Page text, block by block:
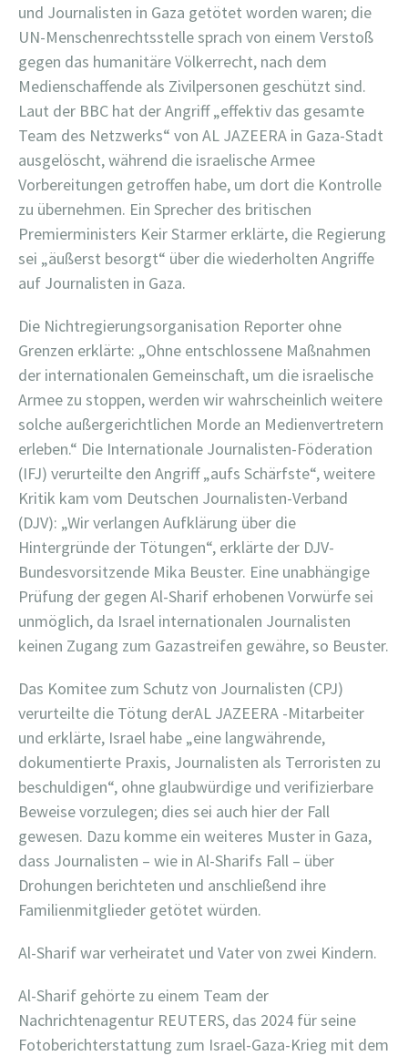
und Journalisten in Gaza getötet worden waren; die
UN-Menschenrechtsstelle sprach von einem Verstoß
gegen das humanitäre Völkerrecht, nach dem
Medienschaffende als Zivilpersonen geschützt sind.
Laut der BBC hat der Angriff „effektiv das gesamte
Team des Netzwerks“ von AL JAZEERA in Gaza-Stadt
ausgelöscht, während die israelische Armee
Vorbereitungen getroffen habe, um dort die Kontrolle
zu übernehmen. Ein Sprecher des britischen
Premierministers Keir Starmer erklärte, die Regierung
sei „äußerst besorgt“ über die wiederholten Angriffe
auf Journalisten in Gaza.
Die Nichtregierungsorganisation Reporter ohne
Grenzen erklärte: „Ohne entschlossene Maßnahmen
der internationalen Gemeinschaft, um die israelische
Armee zu stoppen, werden wir wahrscheinlich weitere
solche außergerichtlichen Morde an Medienvertretern
erleben.“ Die Internationale Journalisten-Föderation
(IFJ) verurteilte den Angriff „aufs Schärfste“, weitere
Kritik kam vom Deutschen Journalisten-Verband
(DJV): „Wir verlangen Aufklärung über die
Hintergründe der Tötungen“, erklärte der DJV-
Bundesvorsitzende Mika Beuster. Eine unabhängige
Prüfung der gegen Al-Sharif erhobenen Vorwürfe sei
unmöglich, da Israel internationalen Journalisten
keinen Zugang zum Gazastreifen gewähre, so Beuster.
Das Komitee zum Schutz von Journalisten (CPJ)
verurteilte die Tötung derAL JAZEERA -Mitarbeiter
und erklärte, Israel habe „eine langwährende,
dokumentierte Praxis, Journalisten als Terroristen zu
beschuldigen“, ohne glaubwürdige und verifizierbare
Beweise vorzulegen; dies sei auch hier der Fall
gewesen. Dazu komme ein weiteres Muster in Gaza,
dass Journalisten – wie in Al-Sharifs Fall – über
Drohungen berichteten und anschließend ihre
Familienmitglieder getötet würden.
Al-Sharif war verheiratet und Vater von zwei Kindern.
Al-Sharif gehörte zu einem Team der
Nachrichtenagentur REUTERS, das 2024 für seine
Fotoberichterstattung zum Israel-Gaza-Krieg mit dem